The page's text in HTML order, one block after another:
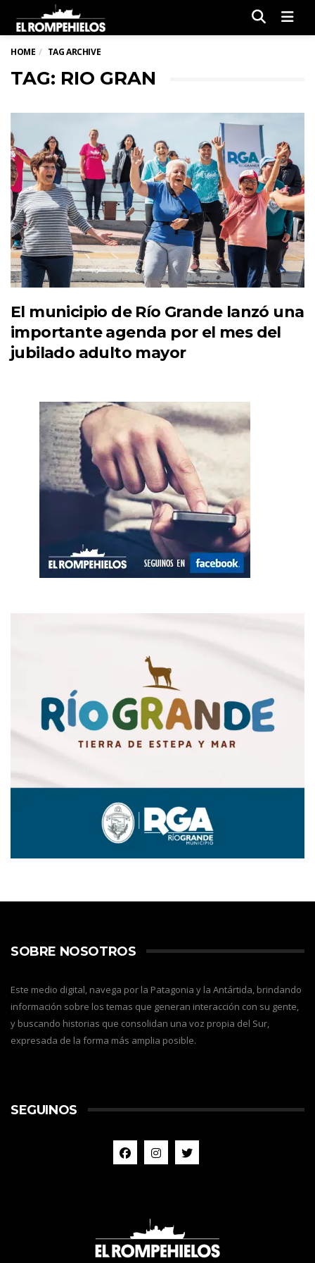
HOME TAG ARCHIVE
TAG: RIO GRAN
El municipio de Río Grande lanzó una
importante agenda por el mes del
jubilado adulto mayor
SOBRE NOSOTROS
Este medio digital, navega por la Patagonia y la Antártida, brindando
información sobre los temas que generan interacción con su gente,
y buscando historias que consolidan una voz propia del Sur,
expresada de la forma más amplia posible.
SEGUINOS